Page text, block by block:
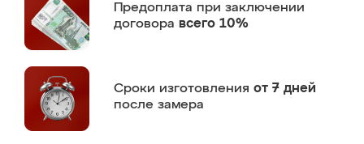
Предоплата при заключении
договора всего 10%
Сроки изготовления от 7 дней
после замера